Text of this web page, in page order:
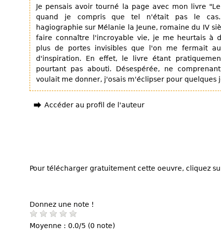
Je pensais avoir tourné la page avec mon livre
quand je compris que tel n'était pas le cas.
hagiographie sur Mélanie la Jeune, romaine du IV
faire connaître l'incroyable vie, je me heurtais à
plus de portes invisibles que l'on me fermait
d'inspiration. En effet, le livre étant
pourtant pas abouti. Désespérée, ne
voulait me donner, j'osais m'éclipser pour quelques
Accéder au profil de l'auteur
Pour télécharger gratuitement cette oeuvre, cliquez
Donnez une note !
Moyenne : 0.0/5 (0 note)